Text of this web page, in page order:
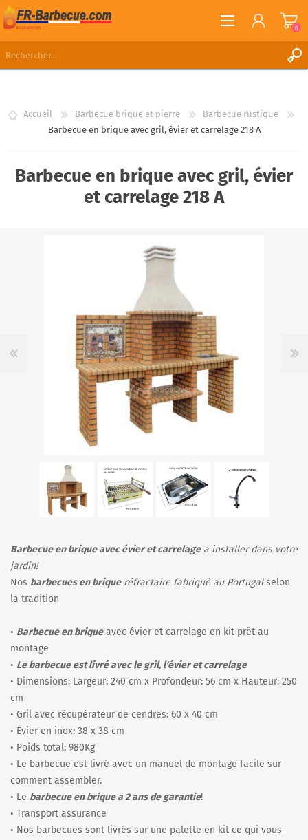
LISTE DE SOUHAITS
0
Accueil Barbecue brique et pierre
Barbecue rustique
Barbecue en brique avec gril, évier et carrelage 218 A
Barbecue en brique avec gril, évier
et carrelage 218 A
Barbecue en brique avec évier et carrelagea installer dans votre
jardin!
Nos barbecues en briqueréfractaire fabriqué au Portugalselon
la tradition
• Barbecue en briqueavec évier et carrelage en kit prêt au
montage
• Le barbecue est livré avec le gril, l'évier et carrelage
• Dimensions: Largeur: 240 cm x Profondeur: 56 cm x Hauteur: 250
cm
• Gril avec récupérateur de cendres: 60 x 40 cm
• Évier en inox: 38 x 38 cm
• Poids total: 980Kg
• Le barbecue est livré avec un manuel de montage facile sur
comment assembler.
• Le barbecue en brique a 2 ans de garantie!
• Transport assurance
• Nos barbecues sont livrés sur une palette en kit ce qui vous